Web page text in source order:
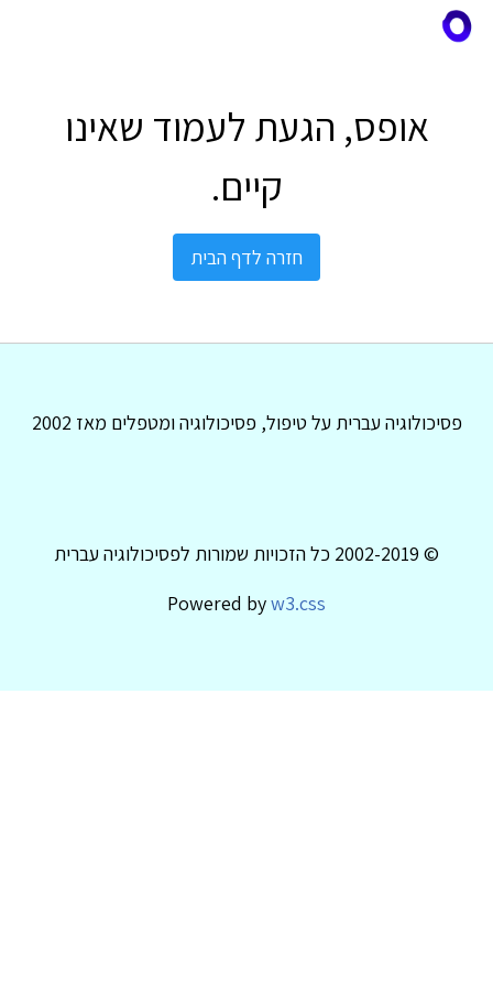
אופס, הגעת לעמוד שאינו
קיים.
חזרה לדף הבית
פסיכולוגיה עברית על טיפול, פסיכולוגיה ומטפלים מאז 2002
© 2002-2019 כל הזכויות שמורות לפסיכולוגיה עברית
Powered byw3.css